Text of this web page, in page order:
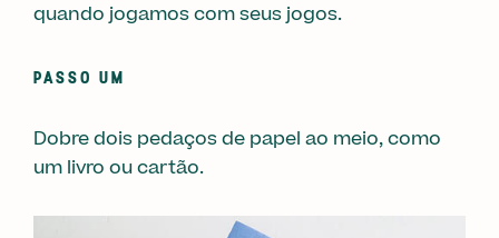
quando jogamos com seus jogos.
PASSO UM
Dobre dois pedaços de papel ao meio, como
um livro ou cartão.